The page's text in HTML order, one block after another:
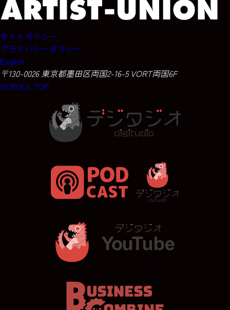
サイトポリシー
プライバシーポリシー
English
〒130-0026 東京都墨田区両国2-16-5 VORT両国6F
SCROLL TOP